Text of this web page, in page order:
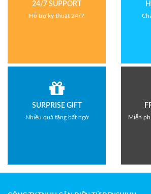
24/7 SUPPORT
Hỗ trợ kỹ thuật 24/7
SURPRISE GIFT
Nhiều quà tặng bất ngờ
Miễn